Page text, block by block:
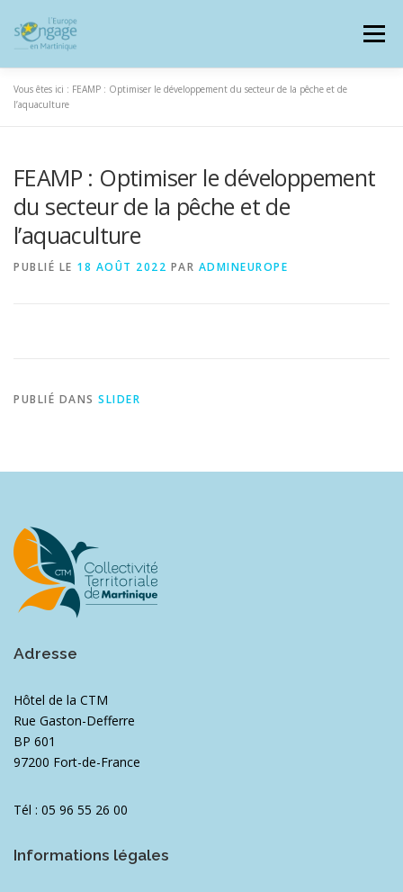
contenu
Menu
PROGRAMMES J’AI UN PROJET
JE SUIS BÉNÉFICIAIRE
Vous êtes ici : FEAMP : Optimiser le développement du secteur de la pêche et de
l’aquaculture
FEAMP : Optimiser le développement
du secteur de la pêche et de
l’aquaculture
PUBLIÉ LE 18 AOÛT 2022 PAR ADMINEUROPE
PUBLIÉ DANS SLIDER
Adresse
Hôtel de la CTM
Rue Gaston-Defferre
BP 601
97200 Fort-de-France
Tél : 05 96 55 26 00
Informations légales